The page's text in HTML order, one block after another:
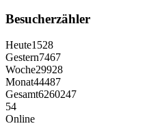
Besucherzähler
Heute1528
Gestern7467
Woche29928
Monat44487
Gesamt6260247
54
Online